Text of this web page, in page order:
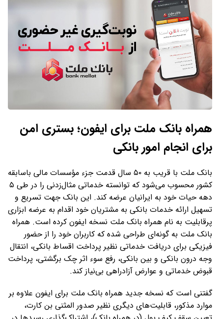
همراه بانک ملت برای ایفون؛ بستری امن
برای انجام امور بانکی
بانک ملت با قریب به ۵۰ سال قدمت جزء مؤسسات مالی باسابقه
کشور محسوب می‌شود که توانسته خدماتی مثال‌زدنی را در طی ۵
دهه حیات خود به ایرانیان عرضه کند. این بانک جهت تسریع و
تسهیل ارائه خدمات بانکی به مشتریان خود اقدام به عرضه ابزاری
پرقابلیت به نام همراه بانک ملت نسخه ایفون کرده است. همراه
بانک ملت به گونه‌ای طراحی شده که کاربران خود را از حضور
فیزیکی برای دریافت خدماتی نظیر پرداخت اقساط بانکی، انتقال
وجه درون بانکی و بین بانکی، رفع سوء اثر چک برگشتی، پرداخت
قبوض خدماتی و عوارض آزادراهی بی‌نیاز کند.
گفتنی است که نسخه جدید همراه بانک ملت برای ایفون علاوه بر
موارد مذکور، قابلیت‌های دیگری نظیر صدور المثنی بن کارت،